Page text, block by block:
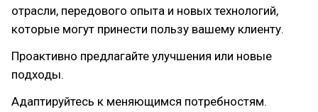
отрасли, передового опыта и новых технологий,
которые могут принести пользу вашему клиенту.
Проактивно предлагайте улучшения или новые
подходы.
Адаптируйтесь к меняющимся потребностям.